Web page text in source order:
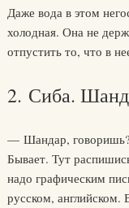
Даже вода в этом
холодная. Она не
отпустить то, что в
2. Сиба.
— Шандар, говоришь?
Бывает. Тут
надо графическим
русском, английском.